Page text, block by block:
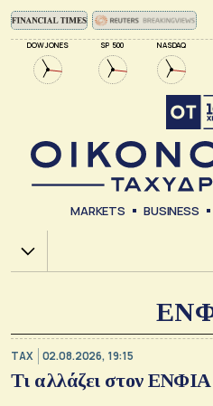
DOW JONES SP 500 NASDAQ
MARKETS BUSINESS
Χ.Α.
TAX 02.08.2026, 19:15
Τι αλλάζει στον